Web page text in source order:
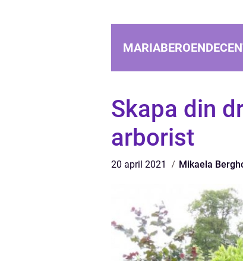
Skapa din
arborist
20 april 2021 Mikaela